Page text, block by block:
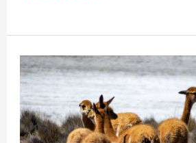
Lama,
Alpaka
und
Co.